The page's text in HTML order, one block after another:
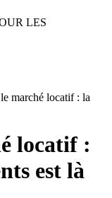
LES
marché locatif : la
locatif :
est là